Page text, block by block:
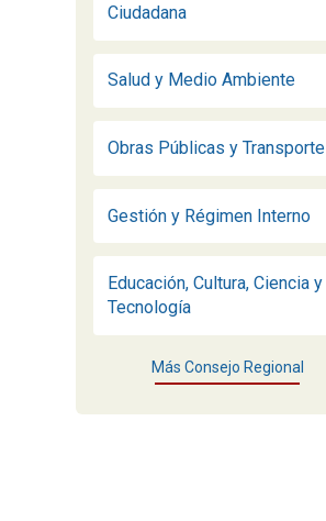
Ciudadana
Salud y Medio Ambiente
Obras Públicas y Transporte
Gestión y Régimen Interno
Educación, Cultura, Ciencia y
Tecnología
Más Consejo Regional